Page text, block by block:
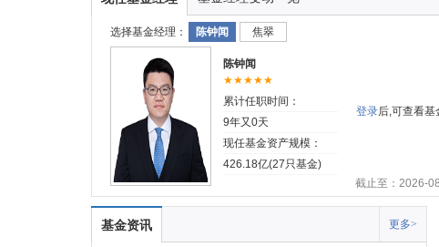
选择基金经理： 陈钟闻 焦翠
陈钟闻
★★★★★
累计任职时间：
9年又0天
现任基金资产规模：
426.18亿(27只基金)
登录后,可查看基
截止至：2026-
基金资讯 更多>